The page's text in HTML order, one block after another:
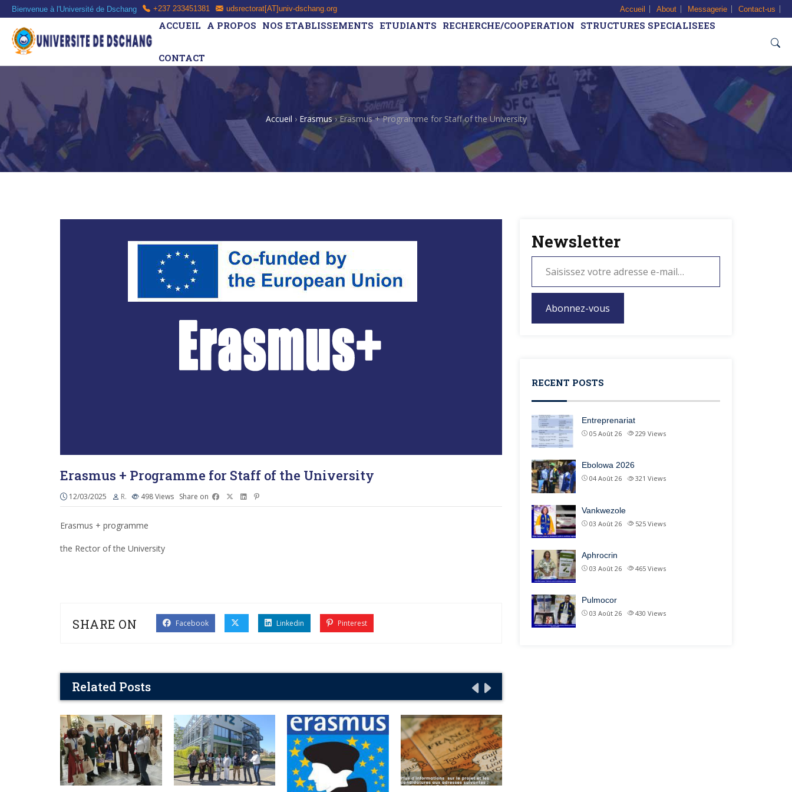
Bienvenue à l'Université de Dschang +237 233451381 udsrectorat[AT]univ-dschang.org Accueil About Messagerie Contact-us
ACCUEIL A PROPOS NOS ETABLISSEMENTS ETUDIANTS RECHERCHE/COOPERATION STRUCTURES SPECIALISEES
CONTACT
Accueil › Erasmus›Erasmus + Programme for Staff of the University
Erasmus + Programme for Staff of the University
12/03/2025 R. 498Views Share on
Erasmus + programme
the Rector of the University
SHARE ON Facebook Linkedin Pinterest
Related Posts
Newsletter
Abonnez-vous
RECENT POSTS
Entreprenariat
05 Août 26 229 Views
Ebolowa 2026
04 Août 26 321 Views
Vankwezole
03 Août 26 525 Views
Aphrocrin
03 Août 26 465 Views
Pulmocor
03 Août 26 430 Views